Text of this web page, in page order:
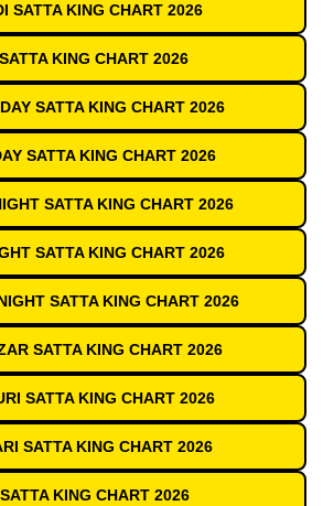
SATTA KING CHART 2026
KING CHART 2026
SATTA KING CHART 2026
SATTA KING CHART 2026
SATTA KING CHART 2026
SATTA KING CHART 2026
SATTA KING CHART 2026
SATTA KING CHART 2026
SATTA KING CHART 2026
SATTA KING CHART 2026
KING CHART 2026